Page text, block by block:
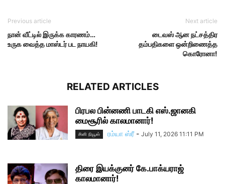
Previous article
நான் வீட்டில் இருக்க காரணம்…
உருக வைத்த மாஸ்டர் பட நாயகி!
Next article
டைவஸ் ஆன நட்சத்திர
தம்பதிகளை ஒன்றிணைத்த
கொரோனா!
RELATED ARTICLES
பிரபல பின்னணி பாடகி எஸ்.ஜானகி
மைசூரில் காலமானார்!
சினி நியூஸ் ரம்யா ஸ்ரீ - July 11, 2026 11:11 PM
திரை இயக்குனர் கே.பாக்யராஜ்
காலமானார்!